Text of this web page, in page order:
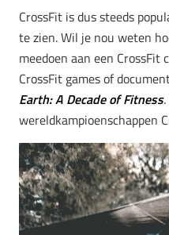
CrossFit is dus steeds
te zien. Wil je nou weten
meedoen aan een
CrossFit games of
Earth: A Decade of Fitness.
wereldkampioenschappen